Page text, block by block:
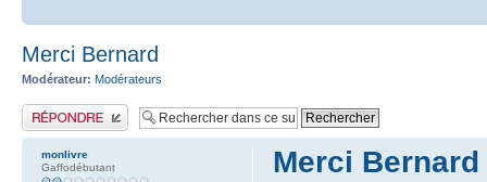
Merci Bernard
Modérateur: Modérateurs
Publier une réponse
Merci Bernard
monlivre
Gaffodébutant